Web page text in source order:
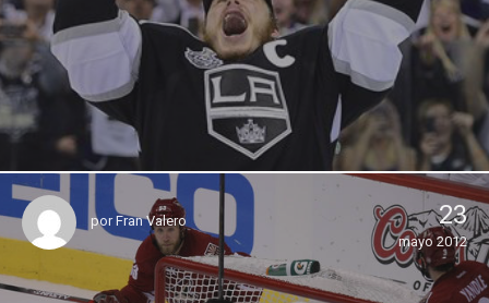
porFran Valero 23
mayo 2012